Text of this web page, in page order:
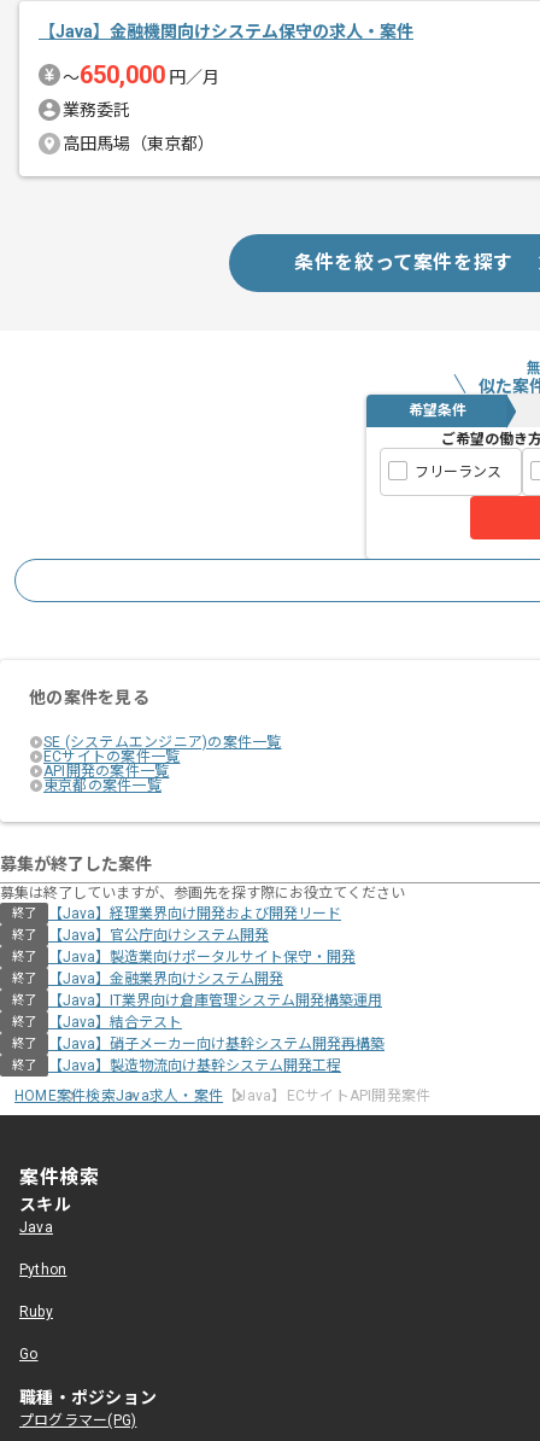
【Java】金融機関向けシステム保守の求人・案件
〜650,000 円／月
業務委託
高田馬場（東京都）
条件を絞って案件を探す
似た案
希望条件
ご希望の働き
フリーランス
他の案件を見る
SE (システムエンジニア)の案件一覧
ECサイトの案件一覧
API開発の案件一覧
東京都の案件一覧
募集が終了した案件
募集は終了していますが、参画先を探す際にお役立てください
終了 【Java】経理業界向け開発および開発リード
終了 【Java】官公庁向けシステム開発
終了 【Java】製造業向けポータルサイト保守・開発
終了 【Java】金融業界向けシステム開発
終了 【Java】IT業界向け倉庫管理システム開発構築運用
終了 【Java】結合テスト
終了 【Java】硝子メーカー向け基幹システム開発再構築
終了
【Java】製造物流向け基幹システム開発工程
HOME案件検索Java求人・案件 【Java】ECサイトAPI開発案件
案件検索
スキル
Java
Python
Ruby
Go
職種・ポジション
プログラマー(PG)